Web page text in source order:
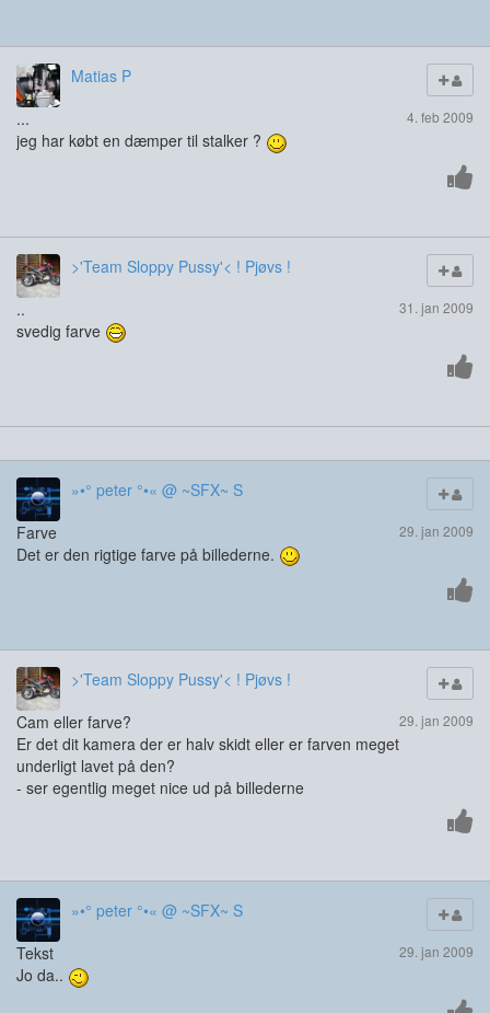
Matias P
4. feb 2009
...
jeg har købt en dæmper til stalker ?
>'Team Sloppy Pussy'< ! Pjøvs !
31. jan 2009
..
svedig farve
»•° peter °•« @ ~SFX~ S
29. jan 2009
Farve
Det er den rigtige farve på billederne.
>'Team Sloppy Pussy'< ! Pjøvs !
29. jan 2009
Cam eller farve?
Er det dit kamera der er halv skidt eller er farven meget
underligt lavet på den?
- ser egentlig meget nice ud på billederne
»•° peter °•« @ ~SFX~ S
29. jan 2009
Tekst
Jo da..